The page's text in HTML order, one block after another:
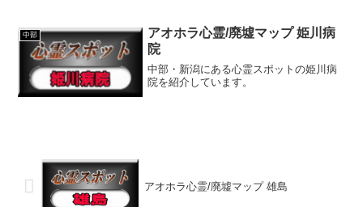
中部
アオホラ心霊/廃墟マップ 姫川病
院
中部・新潟にある心霊スポットの姫川病
院を紹介しています。
アオホラ心霊/廃墟マップ 雄島